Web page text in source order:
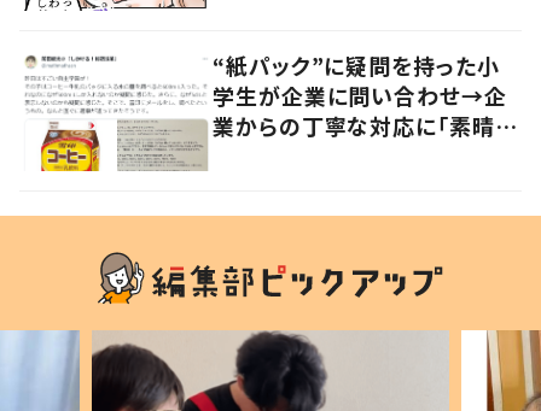
“紙パック”に疑問を持った小
学生が企業に問い合わせ→企
業からの丁寧な対応に「素晴ら